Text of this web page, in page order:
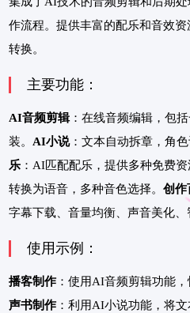
作流程。提供丰富的配乐和音效
转换。
主要功能：
AI音频剪辑：在线音频编辑，包
装。 AI小说：文本自动拆章，角
乐 ：AI匹配配乐，提供多种免费资
转换为语音，多种音色选择。 创作
字幕下载、音量均衡、声音美化、
使用示例：
播客制作 ：使用AI音频剪辑功能
声书制作 ：利用AI小说功能，将文